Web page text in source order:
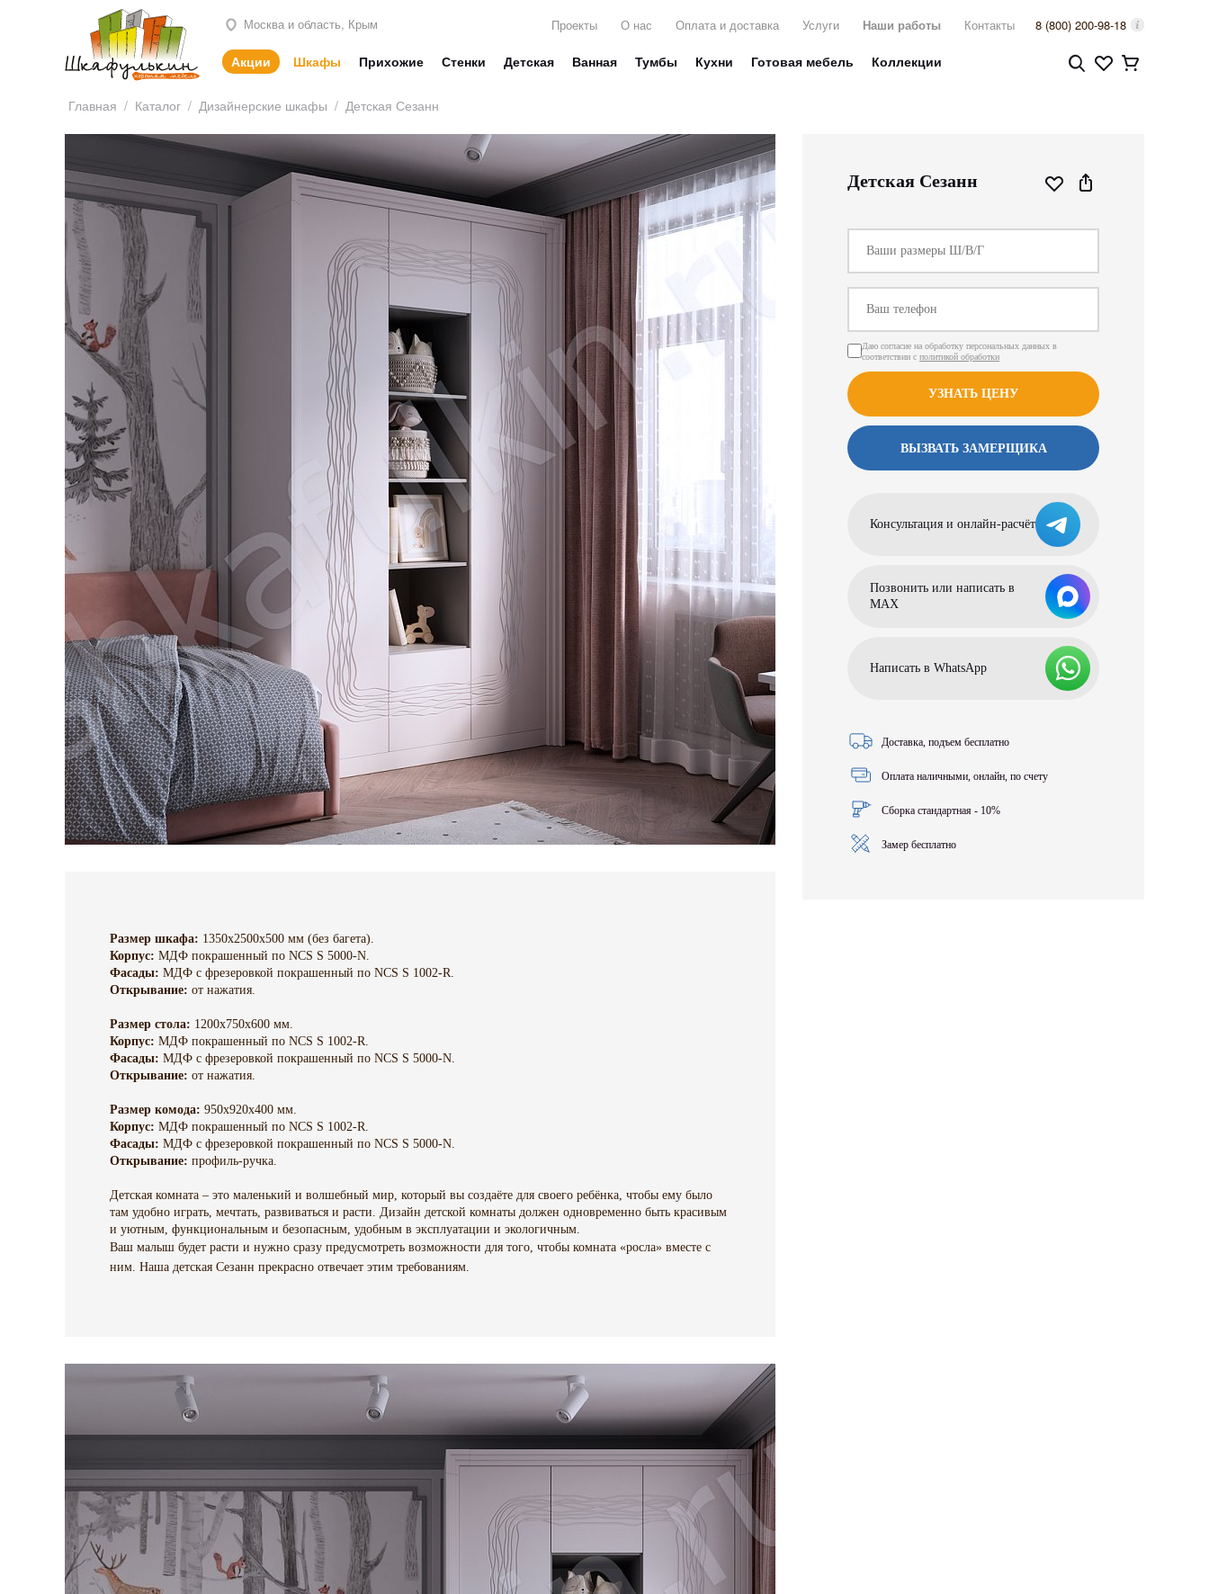
Москва и область, Крым Проекты О нас Оплата и доставка Услуги Наши работы Контакты 8 (800) 200-98-18
Акции Шкафы Прихожие Стенки Детская Ванная Тумбы Кухни Готовая мебель Коллекции
Главная / Каталог / Дизайнерские шкафы / Детская Сезанн
Размер шкафа: 1350х2500х500 мм (без багета).
Корпус: МДФ покрашенный по NCS S 5000-N.
Фасады: МДФ с фрезеровкой покрашенный по NCS S 1002-R.
Открывание: от нажатия.
Размер стола: 1200х750х600 мм.
Корпус: МДФ покрашенный по NCS S 1002-R.
Фасады: МДФ с фрезеровкой покрашенный по NCS S 5000-N.
Открывание: от нажатия.
Размер комода: 950х920х400 мм.
Корпус: МДФ покрашенный по NCS S 1002-R.
Фасады: МДФ с фрезеровкой покрашенный по NCS S 5000-N.
Открывание: профиль-ручка.
Детская комната – это маленький и волшебный мир, который вы создаёте для своего ребёнка, чтобы ему было
там удобно играть, мечтать, развиваться и расти. Дизайн детской комнаты должен одновременно быть красивым
и уютным, функциональным и безопасным, удобным в эксплуатации и экологичным.
Ваш малыш будет расти и нужно сразу предусмотреть возможности для того, чтобы комната «росла» вместе с
ним. Наша детская Сезанн прекрасно отвечает этим требованиям.
Детская Сезанн
Даю согласие на обработку персональных данных в
соответствии с политикой обработки
УЗНАТЬ ЦЕНУ
ВЫЗВАТЬ ЗАМЕРЩИКА
Консультация и онлайн-расчёт
Позвонить или написать в
МАХ
Написать в WhatsApp
Доставка, подъем бесплатно
Оплата наличными, онлайн, по счету
Сборка стандартная - 10%
Замер бесплатно